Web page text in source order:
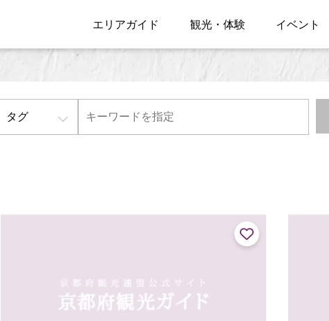
エリアガイド 観光・体験 イベント
タグ